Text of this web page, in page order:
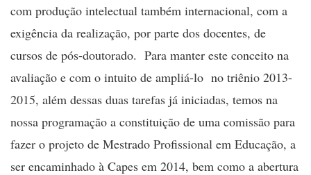
com produção intelectual também internacional, com a
exigência da realização, por parte dos docentes, de
cursos de pós-doutorado. Para manter este conceito na
avaliação e com o intuito de ampliá-lo no triênio 2013-
2015, além dessas duas tarefas já iniciadas, temos na
nossa programação a constituição de uma comissão para
fazer o projeto de Mestrado Profissional em Educação, a
ser encaminhado à Capes em 2014, bem como a abertura